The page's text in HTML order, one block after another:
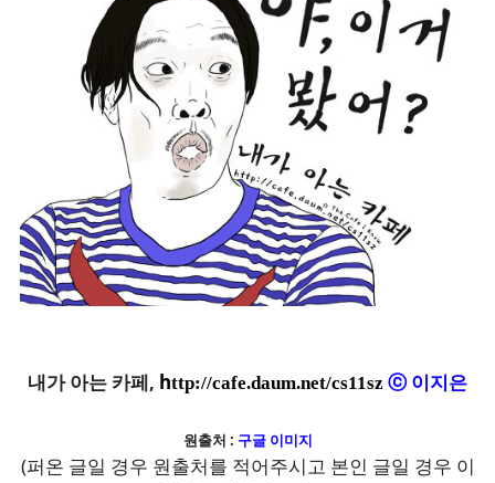
내가 아는 카페, http://cafe.daum.net/cs11sz ⓒ 이지은
원출처 : 구글 이미지
(퍼온 글일 경우 원출처를 적어주시고 본인 글일 경우 이